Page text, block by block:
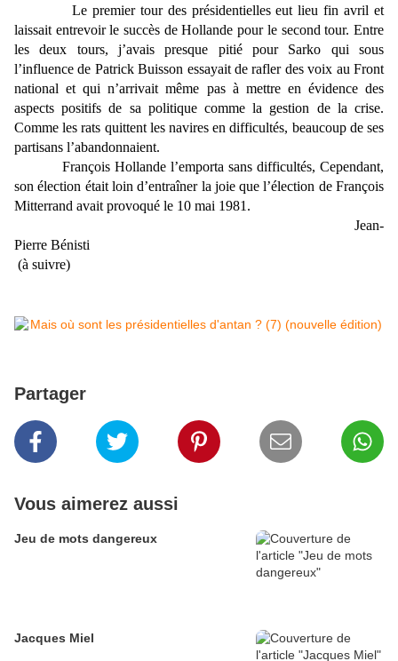
Le premier tour des présidentielles eut lieu fin avril et
laissait entrevoir le succès de Hollande pour le second tour. Entre
les deux tours, j’avais presque pitié pour Sarko qui sous
l’influence de Patrick Buisson essayait de rafler des voix au Front
national et qui n’arrivait même pas à mettre en évidence des
aspects positifs de sa politique comme la gestion de la crise.
Comme les rats quittent les navires en difficultés, beaucoup de ses
partisans l’abandonnaient.
François Hollande l’emporta sans difficultés, Cependant,
son élection était loin d’entraîner la joie que l’élection de François
Mitterrand avait provoqué le 10 mai 1981.
Jean-
Pierre Bénisti
(à suivre)
Partager
Vous aimerez aussi
Jeu de mots dangereux
Jacques Miel